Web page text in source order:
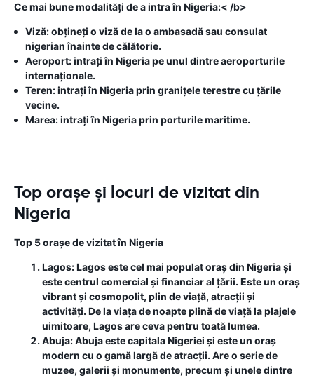
Ce mai bune modalități de a intra în Nigeria:< /b>
Viză: obțineți o viză de la o ambasadă sau consulat
nigerian înainte de călătorie.
Aeroport: intrați în Nigeria pe unul dintre aeroporturile
internaționale.
Teren: intrați în Nigeria prin granițele terestre cu țările
vecine.
Marea: intrați în Nigeria prin porturile maritime.
Top orașe și locuri de vizitat din
Nigeria
Top 5 orașe de vizitat în Nigeria
Lagos:Lagos este cel mai populat oraș din Nigeria și
este centrul comercial și financiar al țării. Este un oraș
vibrant și cosmopolit, plin de viață, atracții și
activități. De la viața de noapte plină de viață la plajele
uimitoare, Lagos are ceva pentru toată lumea.
Abuja:Abuja este capitala Nigeriei și este un oraș
modern cu o gamă largă de atracții. Are o serie de
muzee, galerii și monumente, precum și unele dintre